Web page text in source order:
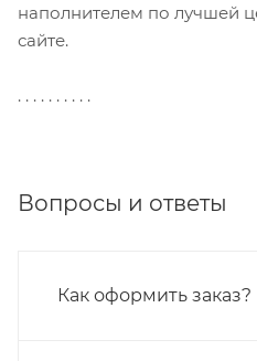
наполнителем по лучшей
сайте.
. . . . . . . . . .
Вопросы и ответы
Как оформить заказ?